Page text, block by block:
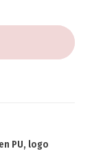
PU, logo